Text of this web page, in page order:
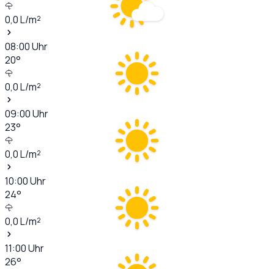
0,0L/m²
08:00Uhr
20°
0,0L/m²
09:00Uhr
23°
0,0L/m²
10:00Uhr
24°
0,0L/m²
11:00Uhr
26°